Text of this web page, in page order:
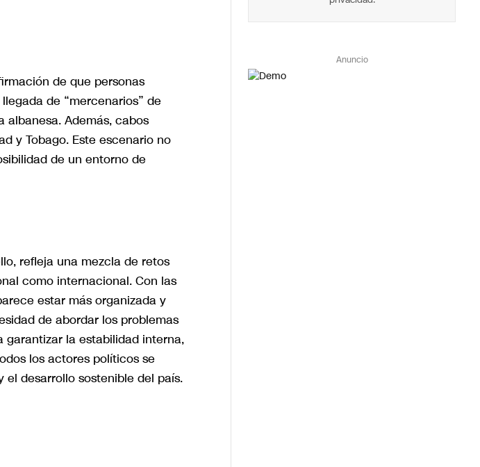
de que personas
de “mercenarios” de
Además, cabos
y Tobago. Este escenario no
de un entorno de
refleja una mezcla de retos
como internacional. Con las
estar más organizada y
de abordar los problemas
garantizar la estabilidad interna,
los actores políticos se
desarrollo sostenible del país.
Anuncio